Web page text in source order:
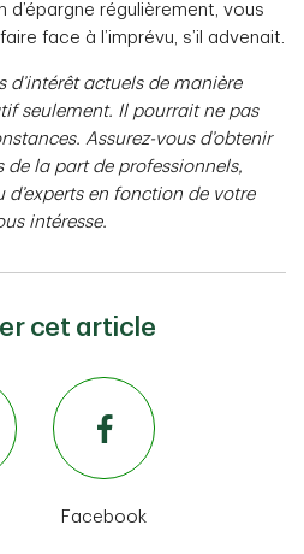
régulièrement, vous
face à l’imprévu, s’il advenait.
d’intérêt actuels de manière
seulement. Il pourrait ne pas
Assurez-vous d’obtenir
de la part de professionnels,
d’experts en fonction de votre
intéresse.
cet article
Facebook